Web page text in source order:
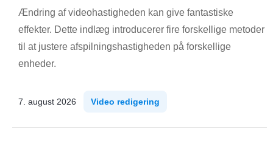
Ændring af videohastigheden kan give fantastiske
effekter. Dette indlæg introducerer fire forskellige metoder
til at justere afspilningshastigheden på forskellige
enheder.
7. august 2026 Video redigering